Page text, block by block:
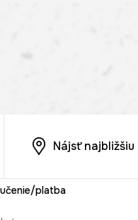
Nájsť
platba